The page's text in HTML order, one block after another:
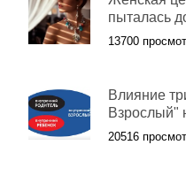
пыталась
13700
Влияние
Взрослый"
20516